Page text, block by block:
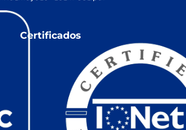
Certificados